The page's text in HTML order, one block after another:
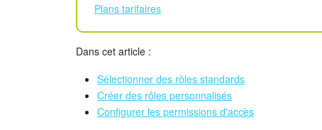
Plans tarifaires
Dans cet article :
Sélectionner des rôles standards
Créer des rôles personnalisés
Configurer les permissions d'accès